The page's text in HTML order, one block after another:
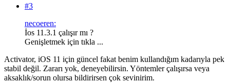
#3
necoeren:
İos 11.3.1 çalışır mı ?
Genişletmek için tıkla ...
Activator, iOS 11 için güncel fakat benim kullandığım kadarıyla pek
stabil değil. Zararı yok, deneyebilirsin. Yöntemler çalışırsa veya
aksaklık/sorun olursa bildirirsen çok sevinirim.